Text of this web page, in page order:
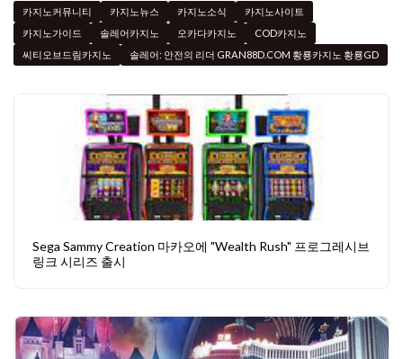
카지노커뮤니티 카지노뉴스 카지노소식
카지노사이트
카지노가이드
솔레어카지노 오카다카지노
COD카지노
씨티오브드림카지노
솔레어: 안전의 리더 GRAN88D.COM 황룡카지노 황룡GD
Sega Sammy Creation 마카오에 "Wealth Rush" 프로그레시브
링크 시리즈 출시